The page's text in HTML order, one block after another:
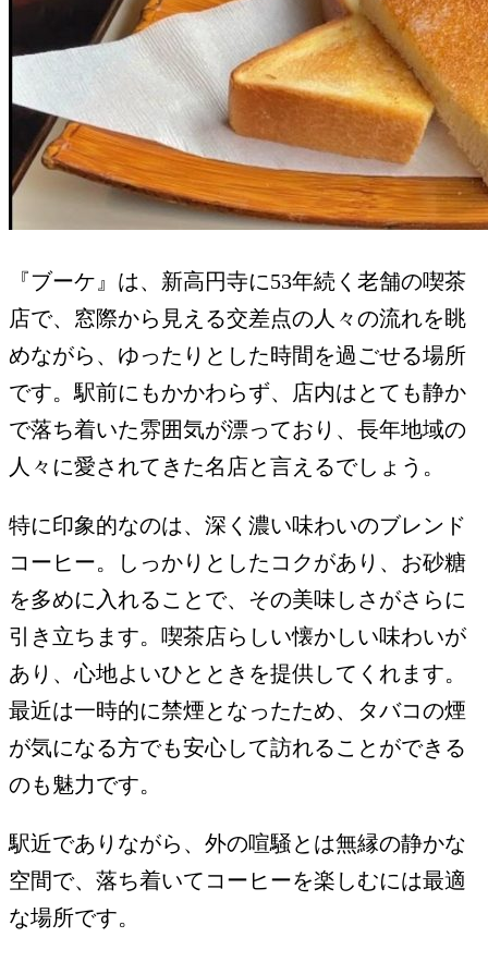
『ブーケ』は、新高円寺に53年続く老舗の喫茶
店で、窓際から見える交差点の人々の流れを眺
めながら、ゆったりとした時間を過ごせる場所
です。駅前にもかかわらず、店内はとても静か
で落ち着いた雰囲気が漂っており、長年地域の
人々に愛されてきた名店と言えるでしょう。
特に印象的なのは、深く濃い味わいのブレンド
コーヒー。しっかりとしたコクがあり、お砂糖
を多めに入れることで、その美味しさがさらに
引き立ちます。喫茶店らしい懐かしい味わいが
あり、心地よいひとときを提供してくれます。
最近は一時的に禁煙となったため、タバコの煙
が気になる方でも安心して訪れることができる
のも魅力です。
駅近でありながら、外の喧騒とは無縁の静かな
空間で、落ち着いてコーヒーを楽しむには最適
な場所です。